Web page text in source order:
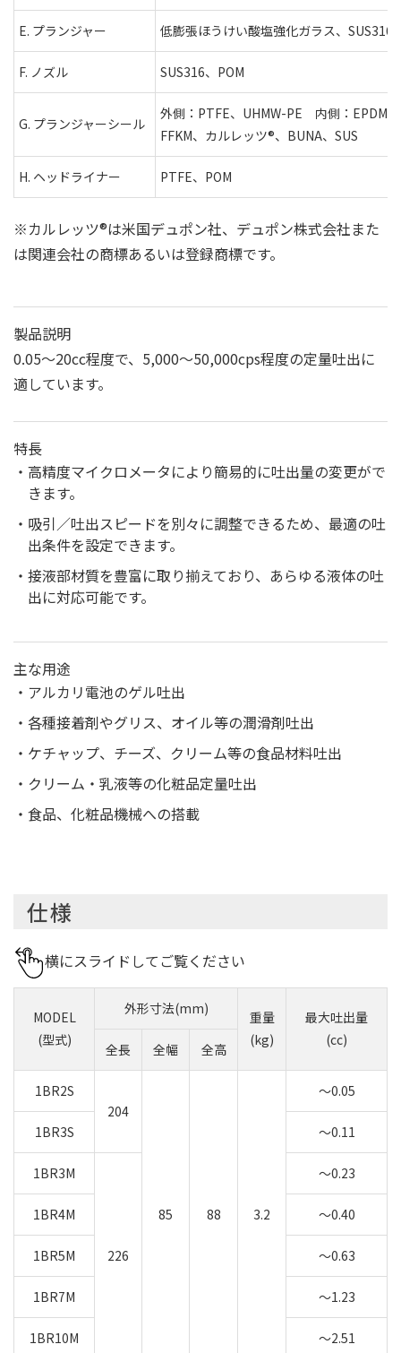
E. プランジャー 低膨張ほうけい酸塩強化ガラス、SUS316
F. ノズル SUS316、POM
G. プランジャーシール
外側：PTFE、UHMW-PE 内側：EPDM
FFKM、カルレッツ®、BUNA、SUS
H. ヘッドライナー PTFE、POM
※カルレッツ®は米国デュポン社、デュポン株式会社また
は関連会社の商標あるいは登録商標です。
製品説明
0.05～20cc程度で、5,000～50,000cps程度の定量吐出に
適しています。
特長
高精度マイクロメータにより簡易的に吐出量の変更がで
きます。
吸引／吐出スピードを別々に調整できるため、最適の吐
出条件を設定できます。
接液部材質を豊富に取り揃えており、あらゆる液体の吐
出に対応可能です。
主な用途
アルカリ電池のゲル吐出
各種接着剤やグリス、オイル等の潤滑剤吐出
ケチャップ、チーズ、クリーム等の食品材料吐出
クリーム・乳液等の化粧品定量吐出
食品、化粧品機械への搭載
仕様
横にスライドしてご覧ください
MODEL
(型式)
外形寸法(mm)
重量
(kg)
最大吐出量
(cc)
全長 全幅 全高
1BR2S
204
85 88 3.2
～0.05
1BR3S ～0.11
1BR3M
226
～0.23
1BR4M ～0.40
1BR5M ～0.63
1BR7M ～1.23
1BR10M ～2.51